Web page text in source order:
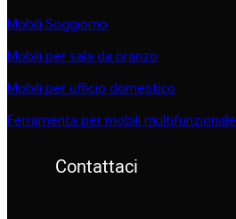
Mobili Soggiorno
Mobili per sala da pranzo
Mobili per ufficio domestico
Ferramenta per mobili multifunzionale
Contattaci